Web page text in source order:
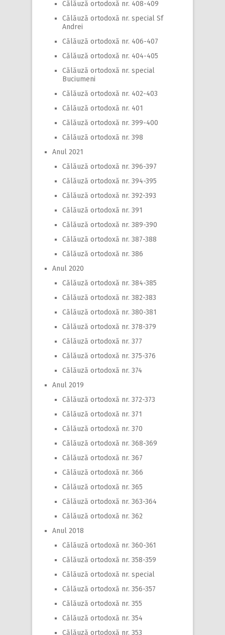
Călăuză ortodoxă nr. 408-409
Călăuză ortodoxă nr. special Sf
Andrei
Călăuză ortodoxă nr. 406-407
Călăuză ortodoxă nr. 404-405
Călăuză ortodoxă nr. special
Buciumeni
Călăuză ortodoxă nr. 402-403
Călăuză ortodoxă nr. 401
Călăuză ortodoxă nr. 399-400
Călăuză ortodoxă nr. 398
Anul 2021
Călăuză ortodoxă nr. 396-397
Călăuză ortodoxă nr. 394-395
Călăuză ortodoxă nr. 392-393
Călăuză ortodoxă nr. 391
Călăuză ortodoxă nr. 389-390
Călăuză ortodoxă nr. 387-388
Călăuză ortodoxă nr. 386
Anul 2020
Călăuză ortodoxă nr. 384-385
Călăuză ortodoxă nr. 382-383
Călăuză ortodoxă nr. 380-381
Călăuză ortodoxă nr. 378-379
Călăuză ortodoxă nr. 377
Călăuză ortodoxă nr. 375-376
Călăuză ortodoxă nr. 374
Anul 2019
Călăuză ortodoxă nr. 372-373
Călăuză ortodoxă nr. 371
Călăuză ortodoxă nr. 370
Călăuză ortodoxă nr. 368-369
Călăuză ortodoxă nr. 367
Călăuză ortodoxă nr. 366
Călăuză ortodoxă nr. 365
Călăuză ortodoxă nr. 363-364
Călăuză ortodoxă nr. 362
Anul 2018
Călăuză ortodoxă nr. 360-361
Călăuză ortodoxă nr. 358-359
Călăuză ortodoxă nr. special
Călăuză ortodoxă nr. 356-357
Călăuză ortodoxă nr. 355
Călăuză ortodoxă nr. 354
Călăuză ortodoxă nr. 353